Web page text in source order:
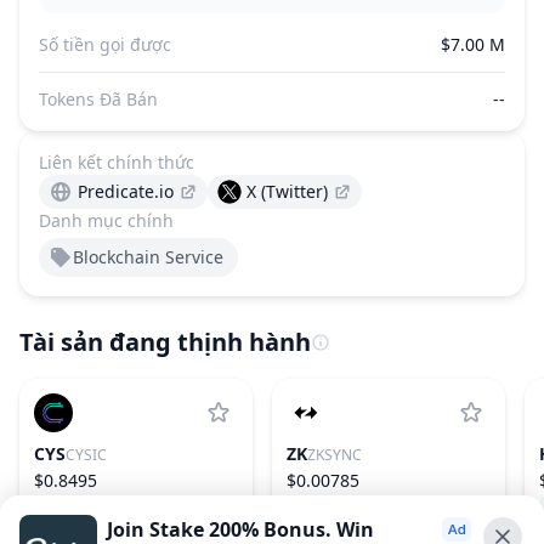
Số tiền gọi được $7.00 M
Tokens Đã Bán --
Danh mục chính
Blockchain Service
Liên kết chính thức
Predicate.io
X (Twitter)
Tài sản đang thịnh hành
CYSCYSIC
$0.8495
ZKZKSYNC
$0.00785
Join Stake 200% Bonus. Win